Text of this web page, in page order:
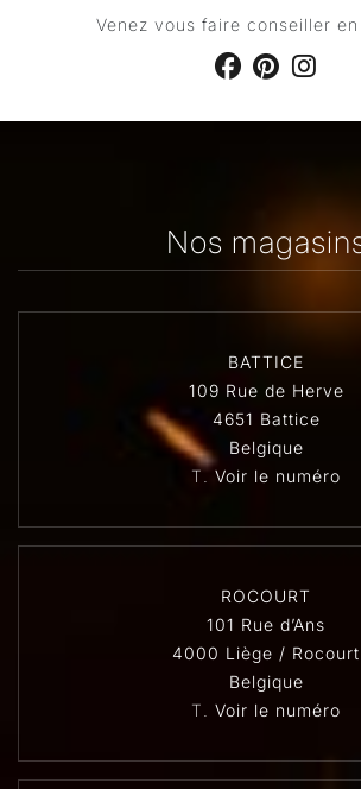
Venez vous faire conseiller en
Nos
BATTICE
109 Rue de Herve
4651 Battice
Belgique
T. Voir le numéro
ROCOURT
101 Rue d’Ans
4000 Liège / Rocourt
Belgique
T. Voir le numéro